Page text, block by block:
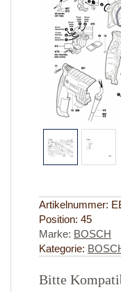
Artikelnummer:
Position: 45
Marke: BOSCH
Kategorie:
Bitte